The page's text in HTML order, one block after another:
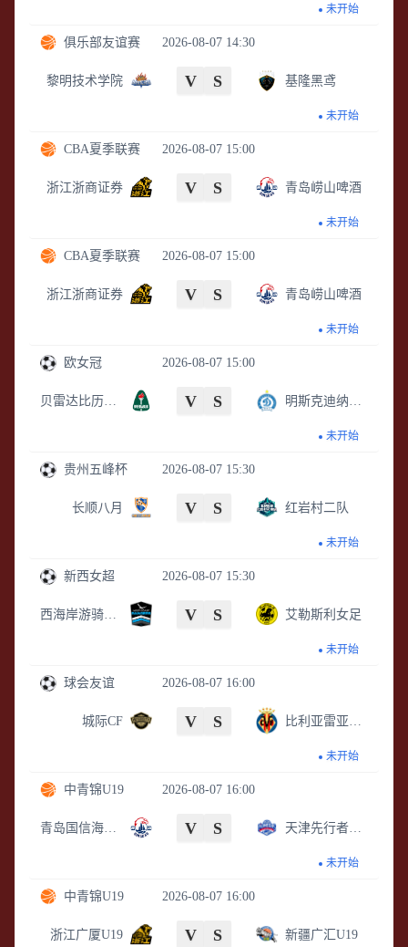
未开始
2026-08-07 14:30
俱乐部友谊赛
黎明技术学院 V S 基隆黑鸢
未开始
2026-08-07 15:00
CBA夏季联赛
浙江浙商证券 V S 青岛崂山啤酒
未开始
2026-08-07 15:00
CBA夏季联赛
浙江浙商证券 V S 青岛崂山啤酒
未开始
2026-08-07 15:00
欧女冠
V S
未开始
2026-08-07 15:30
贵州五峰杯
长顺八月 V S 红岩村二队
未开始
2026-08-07 15:30
新西女超
V S 艾勒斯利女足
未开始
2026-08-07 16:00
球会友谊
城际CF V S
未开始
2026-08-07 16:00
中青锦U19
V S
未开始
2026-08-07 16:00
中青锦U19
浙江广厦U19 V S 新疆广汇U19